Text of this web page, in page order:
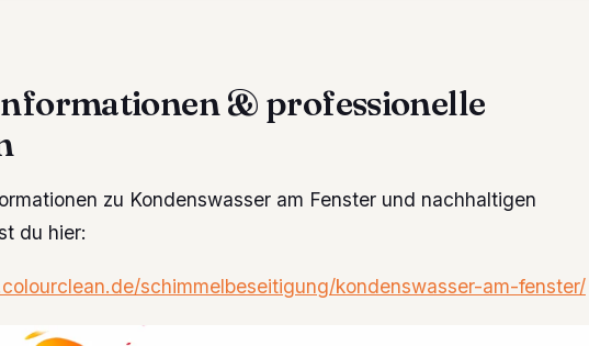
& professionelle
zu Kondenswasser am Fenster und nachhaltigen
du hier:
schimmelbeseitigung/kondenswasser-am-fenster/